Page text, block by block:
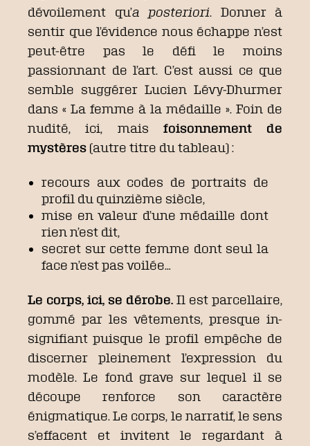
dévoilement qu’a posteriori . Donner à
sentir que l’évidence nous échappe n’est
peut-être pas le défi le moins
passionnant de l’art. C’est aussi ce que
semble suggérer Lucien Lévy-Dhurmer
dans « La femme à la médaille ». Foin de
nudité, ici, mais foisonnement de
mystères (autre titre du tableau) :
recours aux codes de portraits de
profil du quinzième siècle,
mise en valeur d’une médaille dont
rien n’est dit,
secret sur cette femme dont seul la
face n’est pas voilée…
Le corps, ici, se dérobe. Il est parcellaire,
gommé par les vêtements, presque in-
signifiant puisque le profil empêche de
discerner pleinement l’expression du
modèle. Le fond grave sur lequel il se
découpe renforce son caractère
énigmatique. Le corps, le narratif, le sens
s’effacent et invitent le regardant à